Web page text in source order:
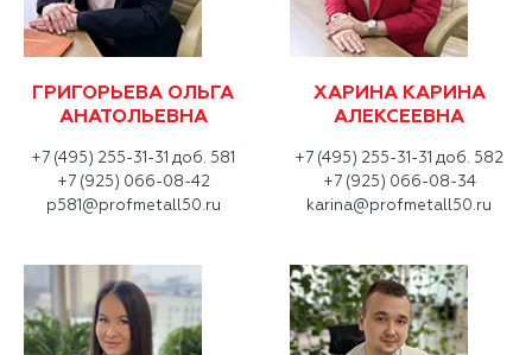
ГРИГОРЬЕВА ОЛЬГА
АНАТОЛЬЕВНА
+7 (495) 255-31-31 доб. 581
+7 (925) 066-08-42
p581@profmetall50.ru
ХАРИНА КАРИНА
АЛЕКСЕЕВНА
+7 (495) 255-31-31 доб. 582
+7 (925) 066-08-34
karina@profmetall50.ru